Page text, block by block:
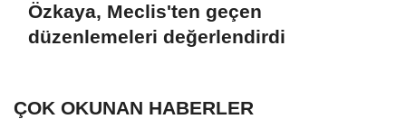
Özkaya, Meclis'ten geçen
düzenlemeleri değerlendirdi
ÇOK OKUNAN HABERLER